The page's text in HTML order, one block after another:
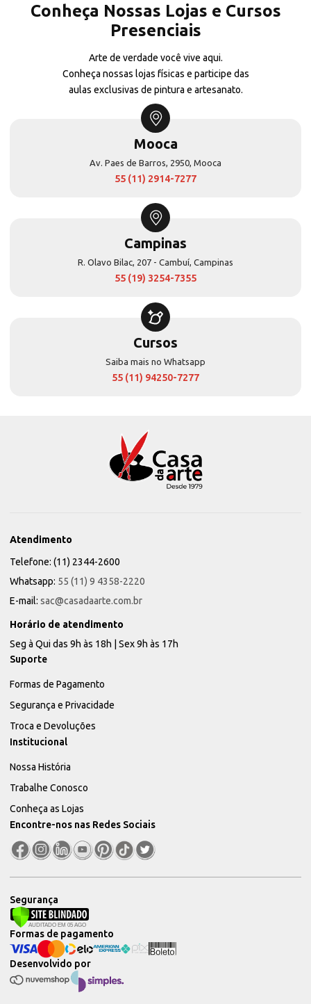
Conheça Nossas Lojas e Cursos
Presenciais
Arte de verdade você vive aqui.
Conheça nossas lojas físicas e participe das
aulas exclusivas de pintura e artesanato.
Mooca
Av. Paes de Barros, 2950, Mooca
55 (11) 2914-7277
Campinas
R. Olavo Bilac, 207 - Cambuí, Campinas
55 (19) 3254-7355
Cursos
Saiba mais no Whatsapp
55 (11) 94250-7277
Atendimento
Telefone: (11) 2344-2600
Whatsapp: 55 (11) 9 4358-2220
E-mail: sac@casadaarte.com.br
Horário de atendimento
Seg à Qui das 9h às 18h | Sex 9h às 17h
Suporte
Formas de Pagamento
Segurança e Privacidade
Troca e Devoluções
Institucional
Nossa História
Trabalhe Conosco
Conheça as Lojas
Encontre-nos nas Redes Sociais
Segurança
Desenvolvido por
Formas de pagamento